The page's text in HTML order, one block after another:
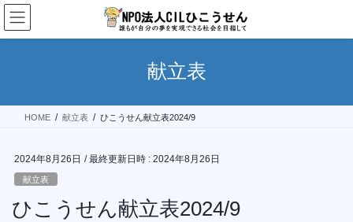
コ
ン
テ
ス
ナ
ビ
ゲ
ン
献立表
HOME 献立表 ひこうせん献立表2024/9
2024年8月26日 / 最終更新日時 : 2024年8月26日
献立表
ひこうせん献立表2024/9